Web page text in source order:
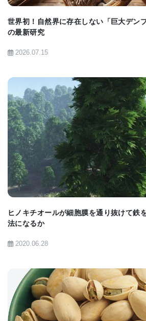
マーティエンセン研究室と共同研
ピジェネティック・メカニズム
維持するために重要であることを
ンスポゾンは発現しながらゲノ
ンダムに再挿入する機能をもつこ
グ遺伝子”とも呼ばれ、DNA損傷
る可能性があるために危ないとさ
はトランスポゾンを含むDNAの一
うため、発現される可能性を持
においても同じDNA一配列がメ
よって発見された。
これは成熟花粉のsiRNA（長さ21
種子胚のsiRNA（長さ２４ヌク
関連していた。精子におけるメ
世界初！自然界に存在しない「巨大デン
の最新研究
2026.07.15
BIOMARKET JP
ヒノキチオールが細胞膜を通り抜けて鉄
法になるか
2020.06.28